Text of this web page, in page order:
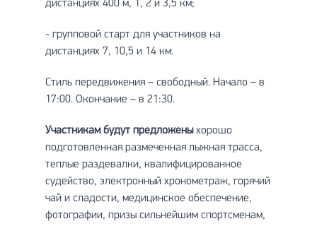
дистанциях 400 м, 1, 2 и 3,5 км;
- групповой старт для участников на
дистанциях 7, 10,5 и 14 км.
Стиль передвижения – свободный. Начало – в
17:00. Окончание – в 21:30.
Участникам будут предложеныхорошо
подготовленная размеченная лыжная трасса,
теплые раздевалки, квалифицированное
судейство, электронный хронометраж, горячий
чай и сладости, медицинское обеспечение,
фотографии, призы сильнейшим спортсменам,